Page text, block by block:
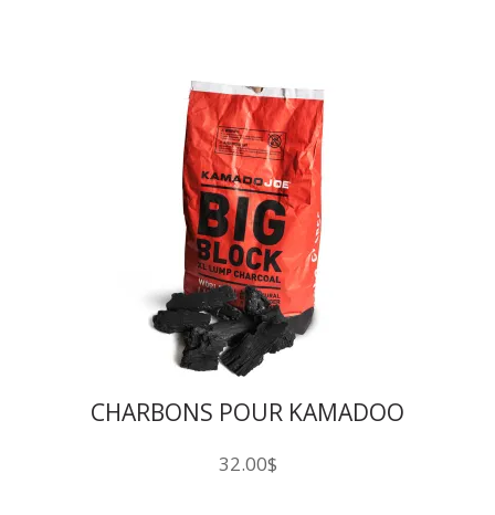
CHARBONS POUR KAMADOO
32.00$